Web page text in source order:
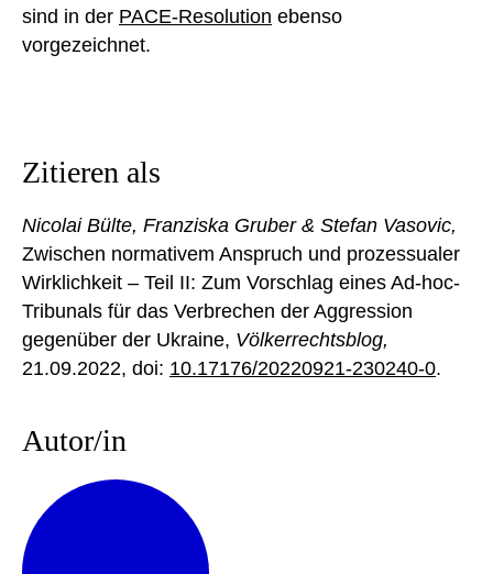
sind in der PACE-Resolution ebenso
vorgezeichnet.
Zitieren als
Nicolai Bülte, Franziska Gruber & Stefan Vasovic,
Zwischen normativem Anspruch und prozessualer
Wirklichkeit – Teil II: Zum Vorschlag eines Ad-hoc-
Tribunals für das Verbrechen der Aggression
gegenüber der Ukraine, Völkerrechtsblog,
21.09.2022, doi: 10.17176/20220921-230240-0.
Autor/in